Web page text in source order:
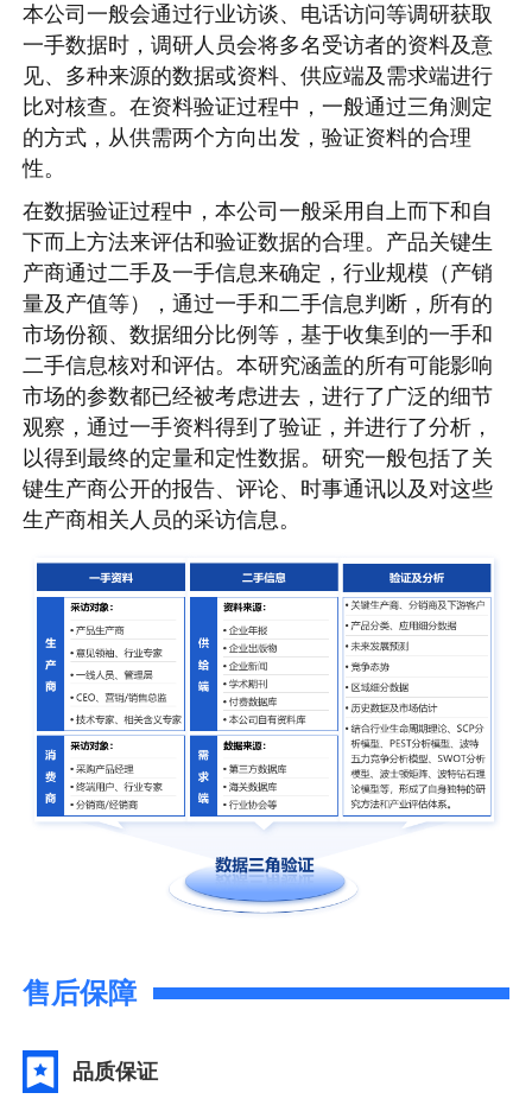
本公司一般会通过行业访谈、电话访问等调研获取
一手数据时，调研人员会将多名受访者的资料及意
见、多种来源的数据或资料、供应端及需求端进行
比对核查。在资料验证过程中，一般通过三角测定
的方式，从供需两个方向出发，验证资料的合理
性。
在数据验证过程中，本公司一般采用自上而下和自
下而上方法来评估和验证数据的合理。产品关键生
产商通过二手及一手信息来确定，行业规模（产销
量及产值等），通过一手和二手信息判断，所有的
市场份额、数据细分比例等，基于收集到的一手和
二手信息核对和评估。本研究涵盖的所有可能影响
市场的参数都已经被考虑进去，进行了广泛的细节
观察，通过一手资料得到了验证，并进行了分析，
以得到最终的定量和定性数据。研究一般包括了关
键生产商公开的报告、评论、时事通讯以及对这些
生产商相关人员的采访信息。
售后保障
品质保证